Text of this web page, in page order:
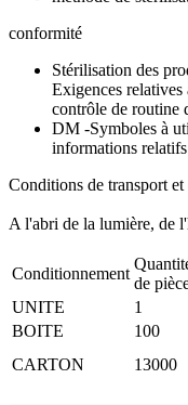
conformité
Stérilisation des
Exigences
contrôle de routine
DM -Symboles à
informations
Conditions de transport et
A l'abri de la lumière, de
Conditionnement
de
UNITE
1
BOITE
100
CARTON
13000